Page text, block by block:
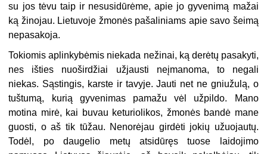
su jos tėvu taip ir nesusidūrėme, apie jo gyvenimą mažai
ką žinojau. Lietuvoje žmonės pašaliniams apie savo šeimą
nepasakoja.
Tokiomis aplinkybėmis niekada nežinai, ką derėtų pasakyti,
nes išties nuoširdžiai užjausti neįmanoma, to negali
niekas. Sąstingis, karste ir tavyje. Jauti net ne gniužulą, o
tuštumą, kurią gyvenimas pamažu vėl užpildo. Mano
motina mirė, kai buvau keturiolikos, žmonės bandė mane
guosti, o aš tik tūžau. Nenorėjau girdėti jokių užuojautų.
Todėl, po daugelio metų atsidūręs tuose laidojimo